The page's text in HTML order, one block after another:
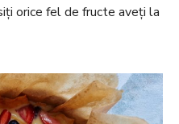
orice fel de fructe aveți la